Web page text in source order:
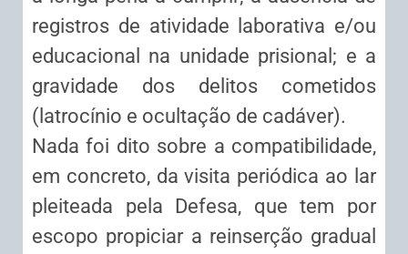
registros de atividade laborativa e/ou
educacional na unidade prisional; e a
gravidade dos delitos cometidos
(latrocínio e ocultação de cadáver).
Nada foi dito sobre a compatibilidade,
em concreto, da visita periódica ao lar
pleiteada pela Defesa, que tem por
escopo propiciar a reinserção gradual